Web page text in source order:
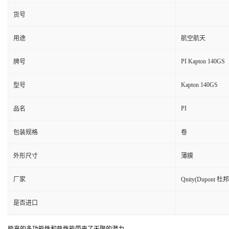
货号
用途 航空航天
牌号 PI Kapton 140GS
型号 Kapton 140GS
品名 PI
包装规格 卷
外形尺寸 薄膜
厂家 Qnity(Dupont 杜
是否进口